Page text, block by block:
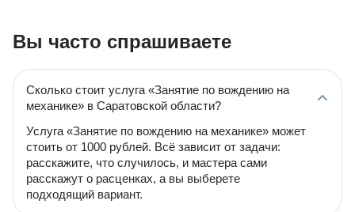
Вы часто спрашиваете
Сколько стоит услуга «Занятие по вождению на
механике» в Саратовской области?
Услуга «Занятие по вождению на механике» может
стоить от 1000 рублей. Всё зависит от задачи:
расскажите, что случилось, и мастера сами
расскажут о расценках, а вы выберете
подходящий вариант.